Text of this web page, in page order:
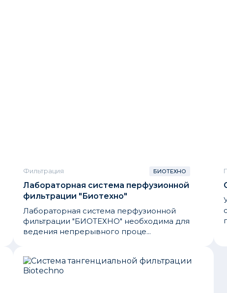
Фильтрация БИОТЕХНО
Лабораторная система перфузионной
фильтрации "Биотехно"
Лабораторная система перфузионной
фильтрации "БИОТЕХНО" необходима для
ведения непрерывного проце...